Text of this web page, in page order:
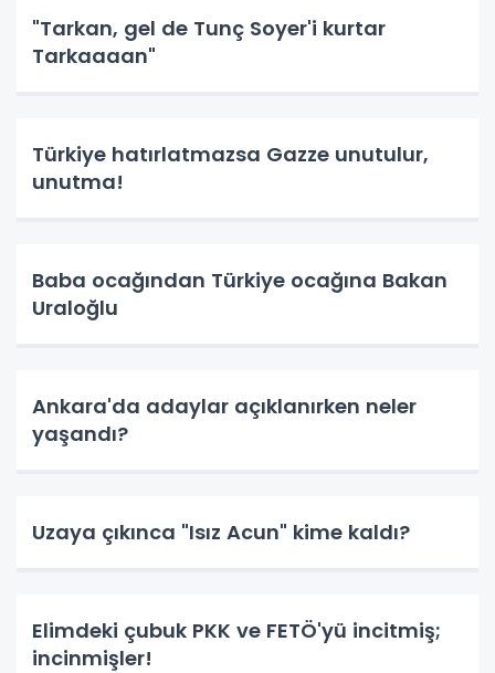
"Tarkan, gel de Tunç Soyer'i kurtar
Tarkaaaan"
Türkiye hatırlatmazsa Gazze unutulur,
unutma!
Baba ocağından Türkiye ocağına Bakan
Uraloğlu
Ankara'da adaylar açıklanırken neler
yaşandı?
Uzaya çıkınca "Isız Acun" kime kaldı?
Elimdeki çubuk PKK ve FETÖ'yü incitmiş;
incinmişler!